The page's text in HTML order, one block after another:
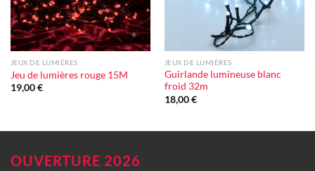
JEUX DE LUMIÈRES
Jeu de lumières rouge 15M
19,00€
JEUX DE LUMIÈRES
Guirlande lumineuse blanc
froid 32m
18,00€
OUVERTURE 2026